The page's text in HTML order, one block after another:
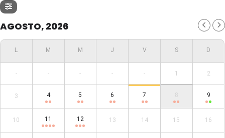
AGOSTO, 2026
- - - - - 1 2
3 4 5 6 7 8 9
10 11 12 13 14 15 16